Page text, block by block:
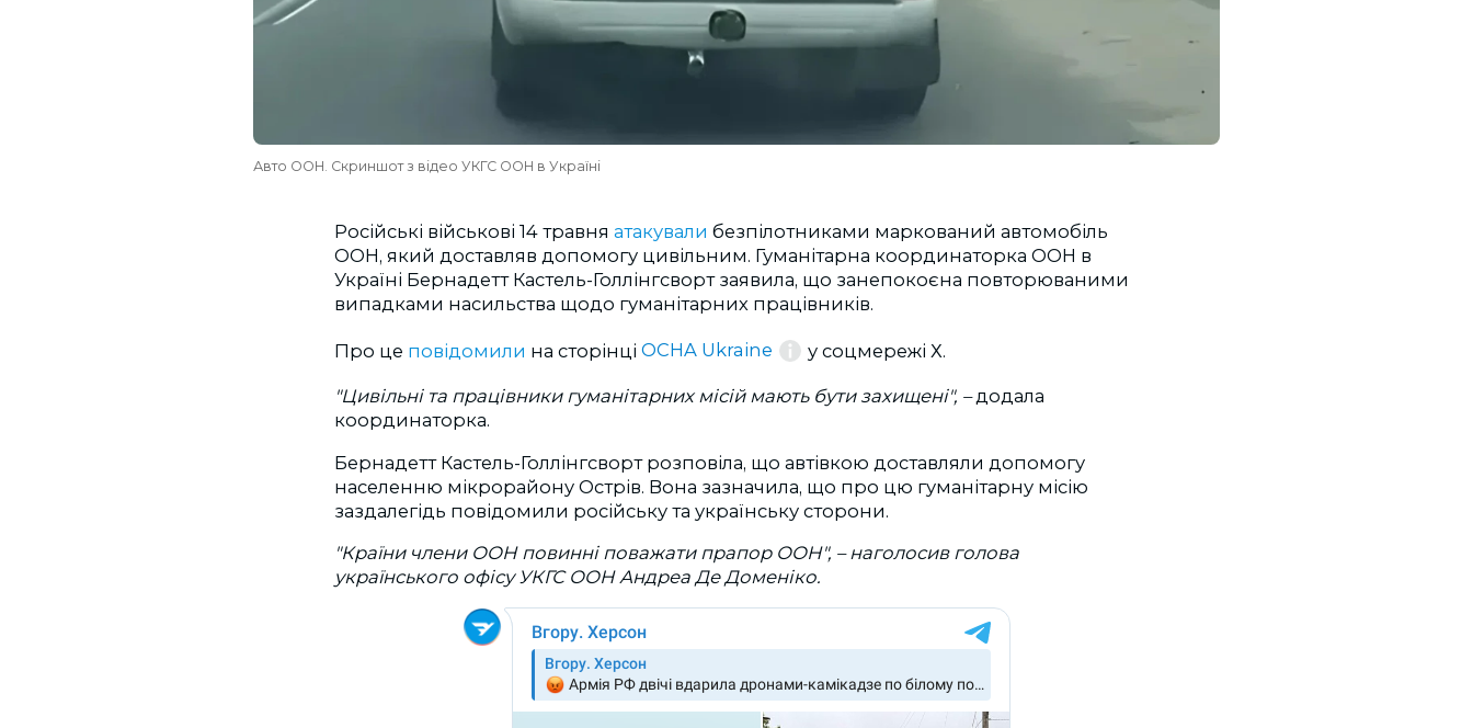
Авто ООН. Скриншот з відео УКГС ООН в Україні
Російські військові 14 травня атакували безпілотниками маркований автомобіль
ООН, який доставляв допомогу цивільним. Гуманітарна координаторка ООН в
Україні Бернадетт Кастель-Голлінгсворт заявила, що занепокоєна повторюваними
випадками насильства щодо гуманітарних працівників.
Про це повідомили на сторінці OCHA Ukraine у соцмережі Х.
"Цивільні та працівники гуманітарних місій мають бути захищені", –додала
координаторка.
Бернадетт Кастель-Голлінгсворт розповіла, що автівкою доставляли допомогу
населенню мікрорайону Острів. Вона зазначила, що про цю гуманітарну місію
заздалегідь повідомили російську та українську сторони.
"Країни члени ООН повинні поважати прапор ООН", – наголосив голова
українського офісу УКГС ООН Андреа Де Доменіко.